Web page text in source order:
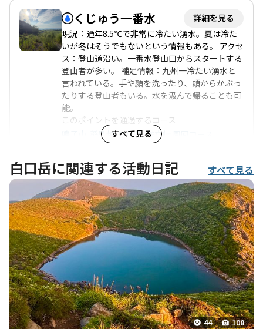
くじゅう一番水
詳細を見る
現況：通年8.5℃で非常に冷たい湧水。夏は冷た
いが冬はそうでもないという情報もある。 アクセ
ス：登山道沿い。一番水登山口からスタートする
登山者が多い。 補足情報：九州一冷たい湧水と
言われている。手や顔を洗ったり、頭からかぶっ
たりする登山者もいる。水を汲んで帰ることも可
能。
このポイントを通過するコース
鳴子山-稲星越-白口岳-鉾立峠 周回コース
水場
詳細を見る
現況：不明 アクセス：登山道沿い 補足情報：炊
事棟にて補給可能。水量は季節により変動する可
能性あり。法華院温泉の水は蛇口から出るものは
飲用可能だが、強く出すと茶葉のようなものが出
る場合があるため、ゆっくり出すのが良い。
このポイントを通過するコース
牧ノ戸峠-大曲登山口-諏蛾守越-三俣山-坊がつる
炊事場-北 周回コース
すべて見る
白口岳に関連する活動日記 すべて見る
44
108